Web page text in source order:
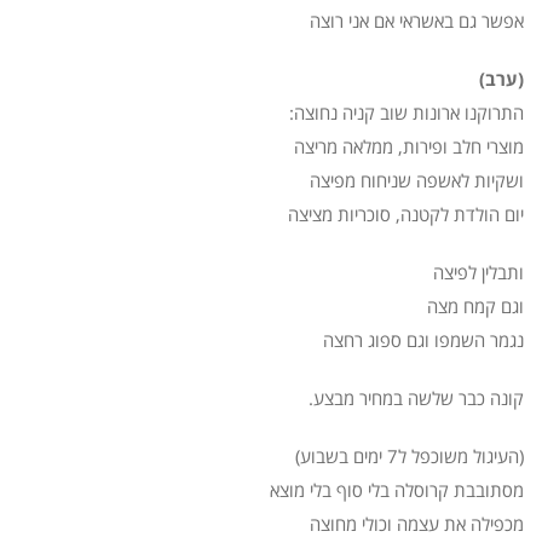
אפשר גם באשראי אם אני רוצה
(ערב)
התרוקנו ארונות שוב קניה נחוצה:
מוצרי חלב ופירות, ממלאה מריצה
ושקיות לאשפה שניחוח מפיצה
יום הולדת לקטנה, סוכריות מציצה
ותבלין לפיצה
וגם קמח מצה
נגמר השמפו וגם ספוג רחצה
קונה כבר שלשה במחיר מבצע.
(העיגול משוכפל ל7 ימים בשבוע)
מסתובבת קרוסלה בלי סוף בלי מוצא
מכפילה את עצמה וכולי מחוצה